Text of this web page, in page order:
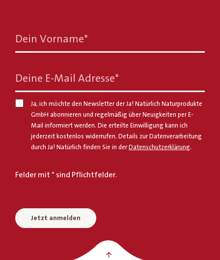
Dein Vorname*
Deine E-Mail Adresse*
Ja, ich möchte den Newsletter der Ja! Natürlich Naturprodukte
GmbH abonnieren und regelmäßig über Neuigkeiten per E-
Mail informiert werden. Die erteilte Einwilligung kann ich
jederzeit kostenlos widerrufen. Details zur Datenverarbeitung
durch Ja! Natürlich finden Sie in derDatenschutzerklärung.
Felder mit * sind Pflichtfelder.
Jetzt anmelden